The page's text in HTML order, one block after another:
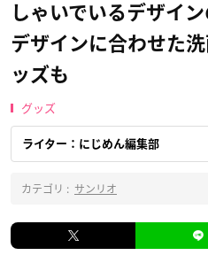
しゃいでいるデザイ
デザインに合わせた
ッズも
グッズ
ライター：にじめん編集部
カテゴリ : サンリオ